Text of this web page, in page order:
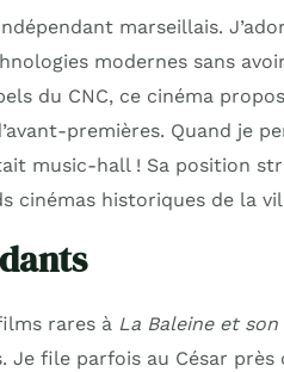
marseillais.
modernes sans
du CNC, ce cinéma
premières. Quand je
music-hall ! Sa position
cinémas historiques de la
rares à La Baleine et son
Je file parfois au César près